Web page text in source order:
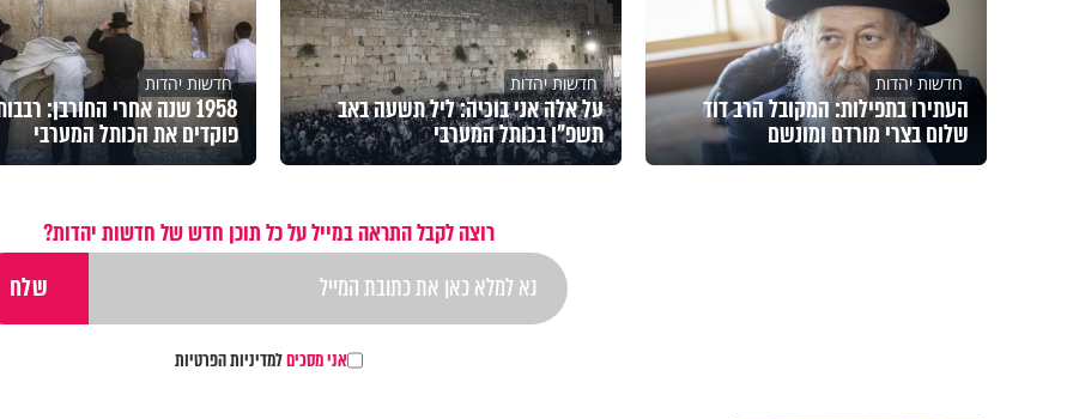
חדשות יהדות
העתירו בתפילות: המקובל הרב דוד
שלום בצרי מורדם ומונשם
חדשות יהדות
על אלה אני בוכיה: ליל תשעה באב
תשפ"ו בכותל המערבי
חדשות יהדות
1958 שנה אחרי החורבן:
פוקדים את הכותל המערבי
רוצה לקבל התראה במייל על כל תוכן חדש של חדשות יהדות?
אני מסכיםלמדיניות הפרטיות